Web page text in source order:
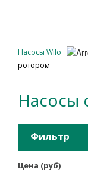
Насосы Wilo
ротором
Насосы
Фильтр
Цена (руб)